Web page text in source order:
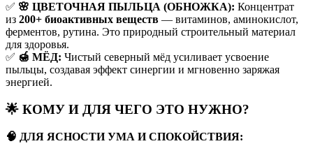
✅ 🌸 ЦВЕТОЧНАЯ ПЫЛЬЦА (ОБНОЖКА): Концентрат
из 200+ биоактивных веществ — витаминов, аминокислот,
ферментов, рутина. Это природный строительный материал
для здоровья.
✅ 🍯 МЁД: Чистый северный мёд усиливает усвоение
пыльцы, создавая эффект синергии и мгновенно заряжая
энергией.
🌟 КОМУ И ДЛЯ ЧЕГО ЭТО НУЖНО?
🧠 ДЛЯ ЯСНОСТИ УМА И СПОКОЙСТВИЯ: